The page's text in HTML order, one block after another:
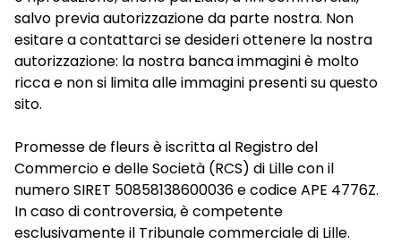
salvo previa autorizzazione da parte nostra. Non
esitare a contattarci se desideri ottenere la nostra
autorizzazione: la nostra banca immagini è molto
ricca e non si limita alle immagini presenti su questo
sito.
Promesse de fleurs è iscritta al Registro del
Commercio e delle Società (RCS) di Lille con il
numero SIRET 50858138600036 e codice APE 4776Z.
In caso di controversia, è competente
esclusivamente il Tribunale commerciale di Lille.